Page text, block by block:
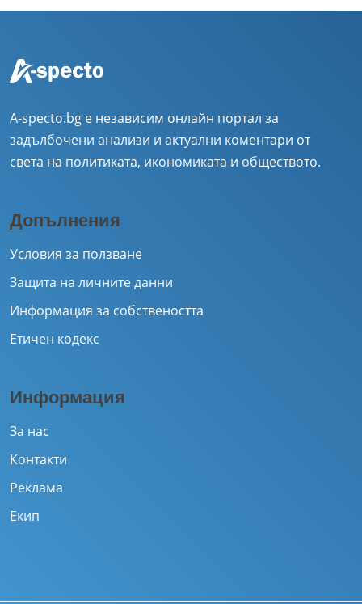
A-specto.bg е независим онлайн портал за
задълбочени анализи и актуални коментари от
света на политиката, икономиката и обществото.
Допълнения
Условия за ползване
Защита на личните данни
Информация за собствеността
Етичен кодекс
Информация
За нас
Контакти
Реклама
Екип